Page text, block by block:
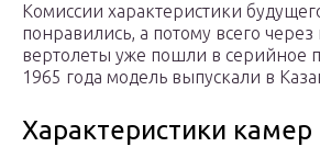
Комиссии характеристики
понравились, а потому всего
вертолеты уже пошли в серийное
1965 года модель выпускали в
Характеристики камер